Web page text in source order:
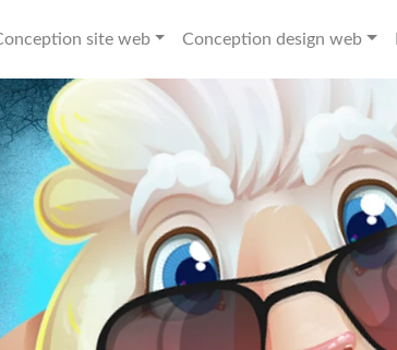
site web Conception design web